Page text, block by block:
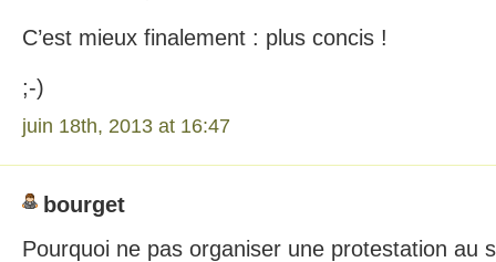
C’est mieux finalement : plus concis !
;-)
juin 18th, 2013 at 16:47
bourget
Pourquoi ne pas organiser une protestation au